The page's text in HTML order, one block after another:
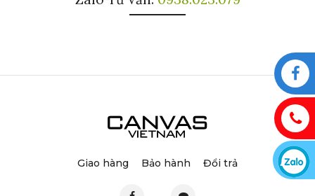
Giao hàng Bảo hành Đổi trả